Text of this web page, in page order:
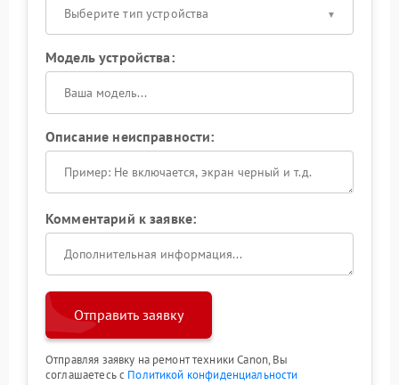
Выберите тип устройства
Модель устройства:
Описание неисправности:
Комментарий к заявке:
Отправить заявку
Отправляя заявку на ремонт техники Canon, Вы
соглашаетесь с Политикой конфиденциальности